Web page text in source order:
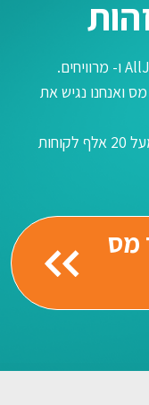
מס ואנחנו נגיש את
שירות דיגיטלי מלא ב- WhatsApp ומעל 20 אלף לקוחות
מס